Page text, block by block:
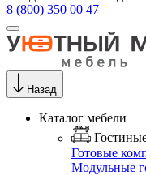
8 (800) 350 00 47
Назад
Каталог мебели
Готовые
Модульные